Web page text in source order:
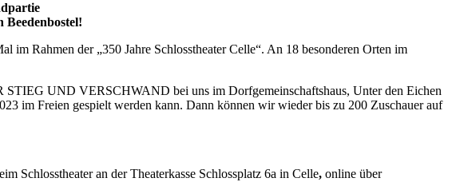
Beedenbostel!
Rahmen der „350 Jahre Schlosstheater Celle“. An 18 besonderen Orten im
UND VERSCHWAND bei uns im Dorfgemeinschaftshaus, Unter den Eichen
im Freien gespielt werden kann. Dann können wir wieder bis zu 200 Zuschauer auf
Schlosstheater an der Theaterkasse Schlossplatz 6a in Celle, online über